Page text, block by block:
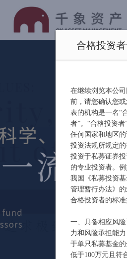
合格投资
在继续浏览本公
前，请您确认您
表的机构是一名“
者”。“合格投资者
任何国家和地区的
投资法规所规定
投资于私募证券
的专业投资者。
我国《私募投资
管理暂行办法》的
合格投资者的标准
一、具备相应风
力和风险承担能
于单只私募基金
低于100万元且符